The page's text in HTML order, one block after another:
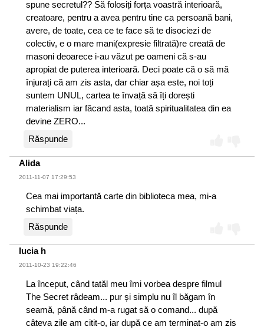
spune secretul?? Să folosiți forța voastră interioară,
creatoare, pentru a avea pentru tine ca persoană bani,
avere, de toate, cea ce te face să te disociezi de
colectiv, e o mare mani(expresie filtrată)re creată de
masoni deoarece i-au văzut pe oameni că s-au
apropiat de puterea interioară. Deci poate că o să mă
înjurați că am zis asta, dar chiar așa este, noi toți
suntem UNUL, cartea te învață să îți dorești
materialism iar făcand asta, toată spiritualitatea din ea
devine ZERO...
Răspunde
Alida
2011-11-07 17:29:53
Cea mai importantă carte din biblioteca mea, mi-a
schimbat viața.
Răspunde
lucia h
2011-10-23 19:22:46
La început, când tatăl meu îmi vorbea despre filmul
The Secret râdeam... pur și simplu nu îl băgam în
seamă, până când m-a rugat să o comand... după
câteva zile am citit-o, iar după ce am terminat-o am zis